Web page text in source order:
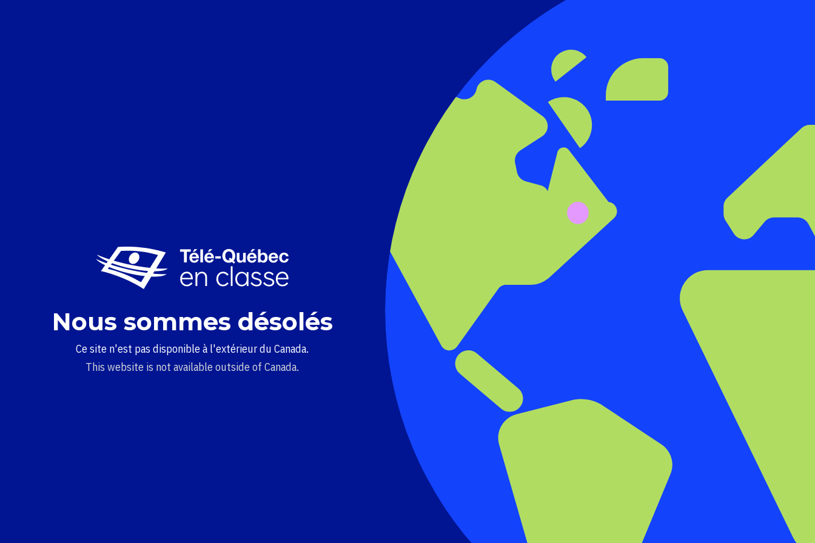
Nous sommes désolés
Ce site n'est pas disponible à l'extérieur du Canada.
This website is not available outside of Canada.